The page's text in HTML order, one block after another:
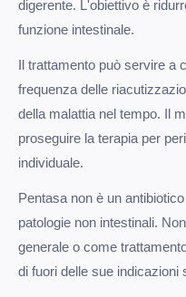
digerente. L'obiettivo è
funzione intestinale.
Il trattamento può servire a
frequenza delle
della malattia nel tempo. Il
proseguire la terapia per
individuale.
Pentasa non è un
patologie non intestinali.
generale o come
di fuori delle sue indicazioni